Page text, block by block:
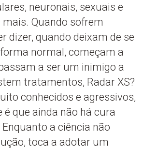
neuronais, sexuais e
Quando sofrem
dizer, quando deixam de se
normal, começam a
a ser um inimigo a
tratamentos, Radar XS?
conhecidos e agressivos,
é que ainda não há cura
a ciência não
toca a adotar um